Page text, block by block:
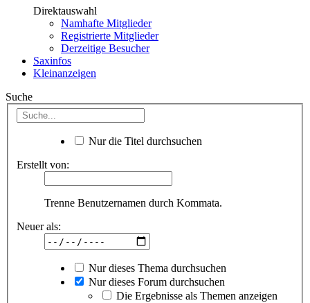
Direktauswahl
Namhafte Mitglieder
Registrierte Mitglieder
Derzeitige Besucher
Saxinfos
Kleinanzeigen
Suche
Nur die Titel durchsuchen
Erstellt von:
Trenne Benutzernamen durch Kommata.
Neuer als:
Nur dieses Thema durchsuchen
Nur dieses Forum durchsuchen
Die Ergebnisse als Themen anzeigen